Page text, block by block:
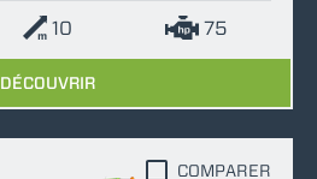
10 75
DÉCOUVRIR
COMPARER